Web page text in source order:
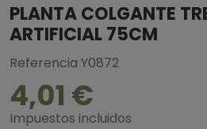
PLANTA COLGANTE
ARTIFICIAL 75CM
Referencia Y0872
4,01 €
Impuestos incluidos